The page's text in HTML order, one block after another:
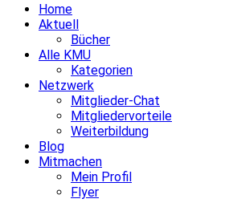
Home
Aktuell
Bücher
Alle KMU
Kategorien
Netzwerk
Mitglieder-Chat
Mitgliedervorteile
Weiterbildung
Blog
Mitmachen
Mein Profil
Flyer